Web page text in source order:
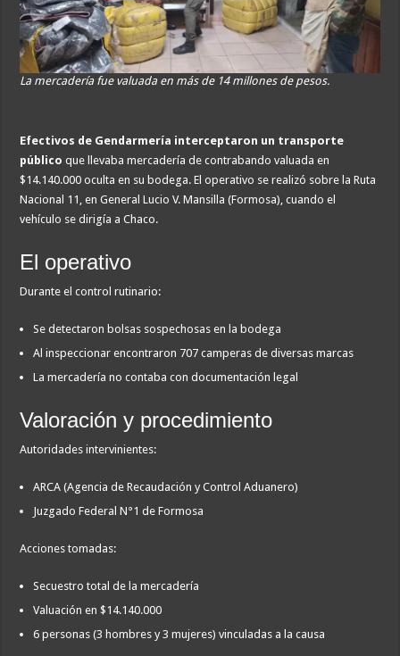
La mercadería fue valuada en más de 14 millones de pesos.
Efectivos de Gendarmería interceptaron un transporte
público que llevaba mercadería de contrabando valuada en
$14.140.000 oculta en su bodega. El operativo se realizó sobre la Ruta
Nacional 11, en General Lucio V. Mansilla (Formosa), cuando el
vehículo se dirigía a Chaco.
El operativo
Durante el control rutinario:
Se detectaron bolsas sospechosas en la bodega
Al inspeccionar encontraron 707 camperas de diversas marcas
La mercadería no contaba con documentación legal
Valoración y procedimiento
Autoridades intervinientes:
ARCA (Agencia de Recaudación y Control Aduanero)
Juzgado Federal N°1 de Formosa
Acciones tomadas:
Secuestro total de la mercadería
Valuación en $14.140.000
6 personas (3 hombres y 3 mujeres) vinculadas a la causa